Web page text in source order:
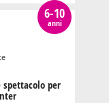
6-10
anni
per